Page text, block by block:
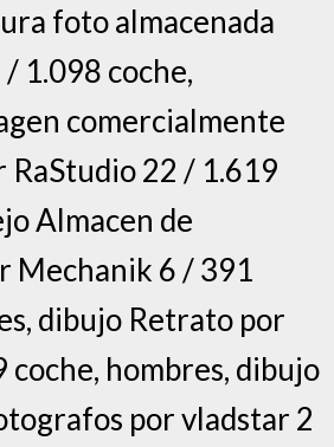
foto almacenada
1.098 coche,
comercialmente
RaStudio 22 / 1.619
Almacen de
Mechanik 6 / 391
dibujo Retrato por
coche, hombres, dibujo
por vladstar 2